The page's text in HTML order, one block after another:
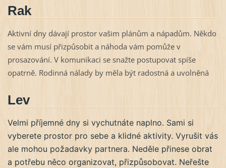
Rak
Aktivní dny dávají prostor vašim plánům a nápadům. Někdo
se vám musí přizpůsobit a náhoda vám pomůže v
prosazování. V komunikaci se snažte postupovat spíše
opatrně. Rodinná nálady by měla být radostná a uvolněná
Lev
Velmi příjemné dny si vychutnáte naplno. Sami si
vyberete prostor pro sebe a klidné aktivity. Vyrušit vás
ale mohou požadavky partnera. Neděle přinese obrat
a potřebu něco organizovat, přizpůsobovat. Neřešte